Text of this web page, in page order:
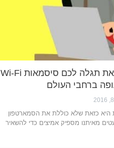
המפה הגאונית הזאת תגלה לכם סיסמאות Wi-Fi
ברחבי העולם
היא כזאת שלא כוללת את הסמארטפון
מאיתנו מספיק אמיצים כדי להשאיר